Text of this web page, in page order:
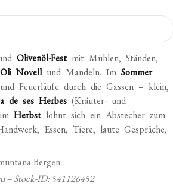
Olivenöl-Fest mit Mühlen, Ständen,
Oli Novellund Mandeln. ImSommer
Feuerläufe durch die Gassen – klein,
de ses Herbes (Kräuter- und
imHerbst lohnt sich ein Abstecher zum
Essen, Tiere, laute Gespräche,
– Stock-ID: 541126452